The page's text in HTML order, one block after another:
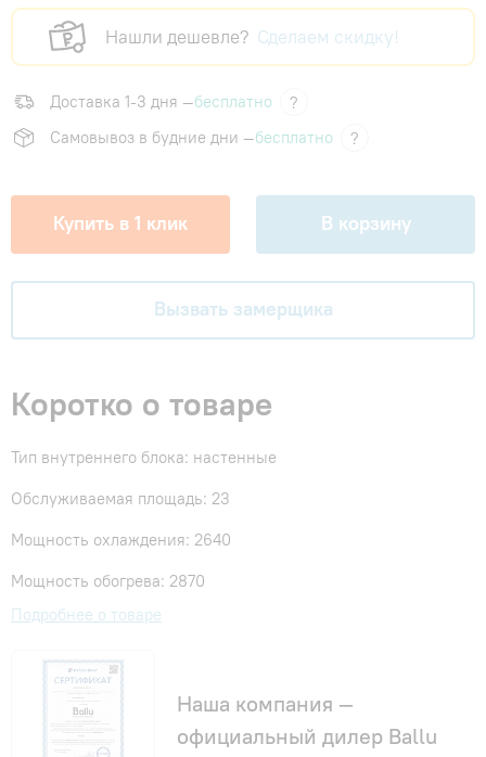
Нашли дешевле? Сделаем скидку!
Доставка 1-3 дня —бесплатно
?
Самовывоз в будние дни —бесплатно ?
Купить в 1 клик В корзину
Вызвать замерщика
Коротко о товаре
Тип внутреннего блока: настенные
Обслуживаемая площадь: 23
Мощность охлаждения: 2640
Мощность обогрева: 2870
Подробнее о товаре
Наша компания —
официальный дилер Ballu